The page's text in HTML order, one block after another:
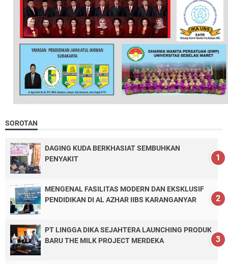
SOROTAN
DAGING KUDA BERKHASIAT SEMBUHKAN
PENYAKIT
MENGENAL FASILITAS MODERN DAN EKSKLUSIF
PENDIDIKAN DI AL AZHAR IIBS KARANGANYAR
PT LINGGA DIKA SEJAHTERA LAUNCHING PRODUK
BARU THE MILK PROJECT MERDEKA